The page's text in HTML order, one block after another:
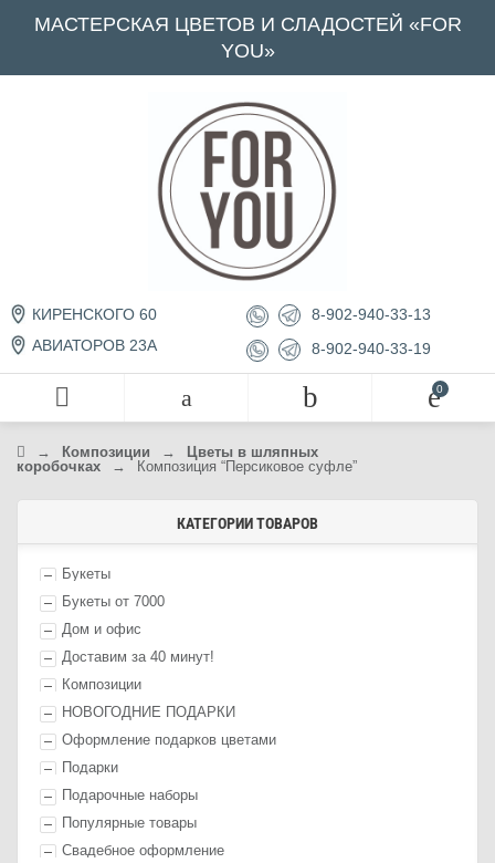
МАСТЕРСКАЯ ЦВЕТОВ И СЛАДОСТЕЙ «FOR
YOU»
КИРЕНСКОГО 60
АВИАТОРОВ 23А
8-902-940-33-13
8-902-940-33-19
→ Композиции →
Цветы в шляпных
коробочках
→ Композиция “Персиковое суфле”
КАТЕГОРИИ ТОВАРОВ
Букеты
Букеты от 7000
Дом и офис
Доставим за 40 минут!
Композиции
НОВОГОДНИЕ ПОДАРКИ
Оформление подарков цветами
Подарки
Подарочные наборы
Популярные товары
Свадебное оформление